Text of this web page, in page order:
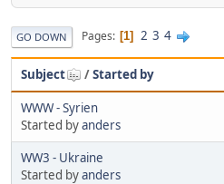
GO DOWN Pages 1 2 3 4
Subject /Started by
WWW - Syrien
Started byanders
WW3 - Ukraine
Started byanders